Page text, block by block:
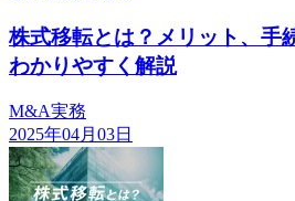
株式移転とは？メリット、手
わかりやすく解説
M&A実務
2025年04月03日